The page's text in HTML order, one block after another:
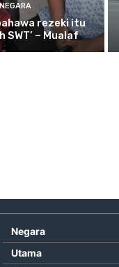
NEGARA
rezeki itu
SWT’ – Mualaf
Negara
Utama